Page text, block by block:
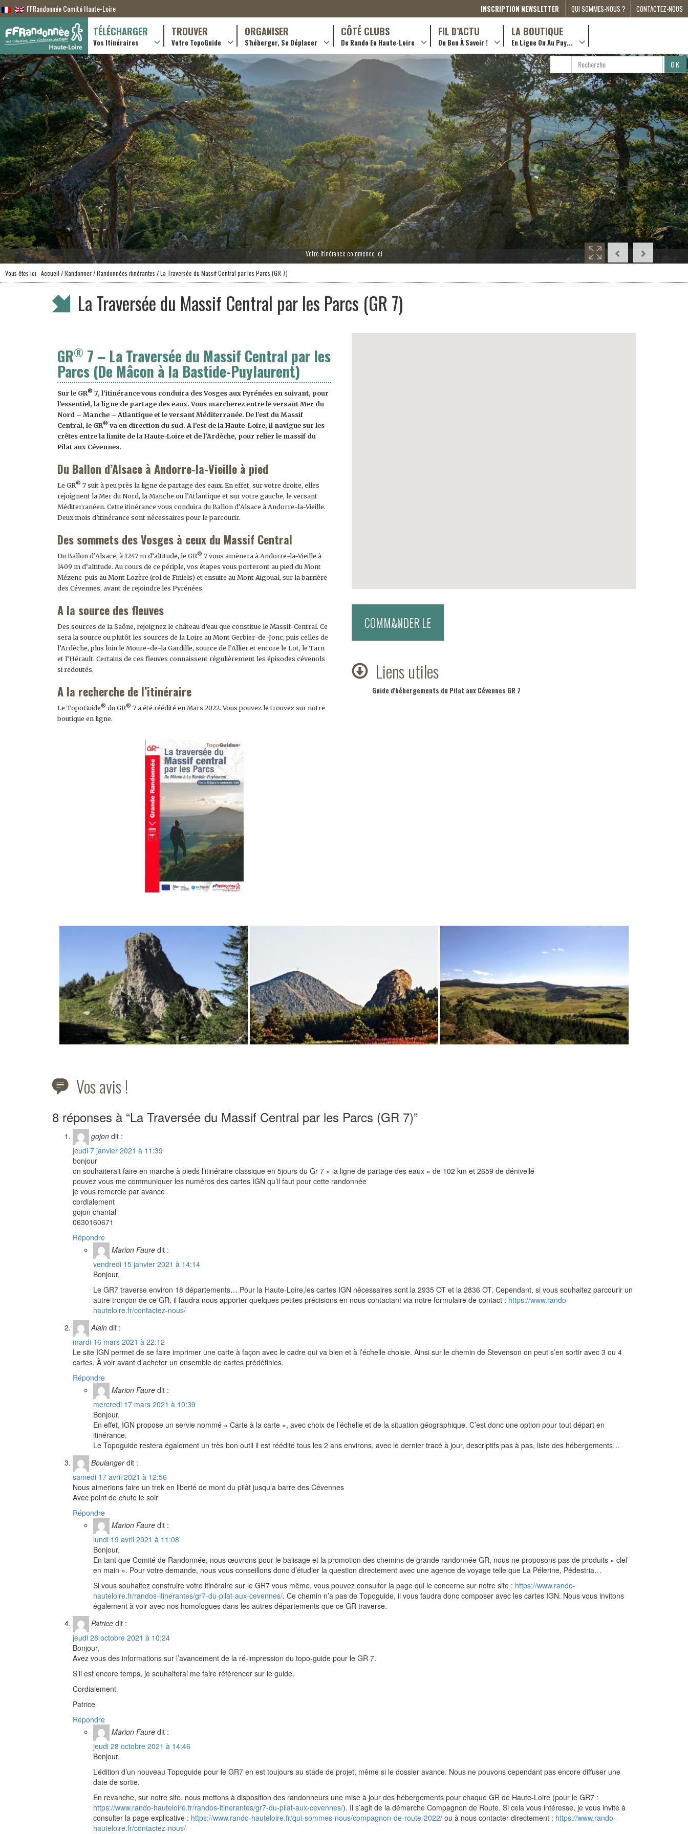
Votre itinérance commence ici
FFRandonnée Comité Haute-Loire INSCRIPTION NEWSLETTER
QUI SOMMES-NOUS ?
A PROPOS
PRESSE
PARTENARIATS
ESPACE MÉDIA
COMPAGNON DE ROUTE
2022
CONTACTEZ-NOUS
TÉLÉCHARGER
Vos Itinéraires
TROUVER
Votre TopoGuide
Randonnées itinerantes (GR)
Randonnées à la journée (PR)
Boutique en ligne
Pratique & conseils
ORGANISER
S'héberger, Se Déplacer
Hôtellerie
Gîtes et chambres d’hôtes
Campings
Restaurants
Transporteurs & services
CÔTÉ CLUBS
De Rando En Haute-Loire
Formations en rando 2024
Rando douce
Trouver un club
Adhérer
Créer un club
Ordre de mission et note de frais
FIL D’ACTU
Ou Bon À Savoir !
LA BOUTIQUE
En Ligne Ou Au Puy...
… en ville !
…en ligne !
RECHERCHER
RECHERCHE
PARTAGER
Vous êtes ici : Accueil / Randonner /Randonnées itinérantes / La Traversée du Massif Central par les Parcs (GR 7)
La Traversée du Massif Central par les Parcs (GR 7)
GR® 7 – La Traversée du Massif Central par les
Parcs (De Mâcon à la Bastide-Puylaurent)
Sur le GR® 7, l’itinérance vous conduira des Vosges aux Pyrénées en suivant, pour
l’essentiel, la ligne de partage des eaux. Vous marcherez entre le versant Mer du
Nord – Manche – Atlantique et le versant Méditerranée. De l’est du Massif
Central, le GR® va en direction du sud. A l’est de la Haute-Loire, il navigue sur les
crêtes entre la limite de la Haute-Loire et de l’Ardèche, pour relier le massif du
Pilat aux Cévennes.
Du Ballon d’Alsace à Andorre-la-Vieille à pied
Le GR® 7 suit à peu près la ligne de partage des eaux. En effet, sur votre droite, elles
rejoignent la Mer du Nord, la Manche ou l’Atlantique et sur votre gauche, le versant
Méditerranéen. Cette itinérance vous conduira du Ballon d’Alsace à Andorre-la-Vieille.
Deux mois d’itinérance sont nécessaires pour le parcourir.
Des sommets des Vosges à ceux du Massif Central
Du Ballon d’Alsace, à 1247 m d’altitude, le GR® 7 vous amènera à Andorre-la-Vieille à
1409 m d’altitude. Au cours de ce périple, vos étapes vous porteront au pied du Mont
Mézenc puis au Mont Lozère (col de Finiels) et ensuite au Mont Aigoual, sur la barrière
des Cévennes, avant de rejoindre les Pyrénées.
A la source des fleuves
Des sources de la Saône, rejoignez le château d’eau que constitue le Massif-Central. Ce
sera la source ou plutôt les sources de la Loire au Mont Gerbier-de-Jonc, puis celles de
l’Ardèche, plus loin le Moure-de-la Gardille, source de l’Allier et encore le Lot, le Tarn
et l’Hérault. Certains de ces fleuves connaissent régulièrement les épisodes cévenols
si redoutés.
A la recherche de l’itinéraire
Le TopoGuide® du GR® 7 a été réédité en Mars 2022. Vous pouvez le trouvez sur notre
boutique en ligne.
Liens utiles
Guide d'hébergements du Pilat aux Cévennes GR 7
Vos avis !
8 réponses à “La Traversée du Massif Central par les Parcs (GR 7)”
gojon dit :
jeudi 7 janvier 2021 à 11:39
bonjour
on souhaiterait faire en marche à pieds l’itinéraire classique en 5jours du Gr 7 « la ligne de partage des eaux » de 102 km et 2659 de dénivellé
pouvez vous me communiquer les numéros des cartes IGN qu’il faut pour cette randonnée
je vous remercie par avance
cordialement
gojon chantal
0630160671
Répondre
Marion Faure dit :
vendredi 15 janvier 2021 à 14:14
Bonjour,
Le GR7 traverse environ 18 départements… Pour la Haute-Loire,les cartes IGN nécessaires sont la 2935 OT et la 2836 OT. Cependant, si vous souhaitez parcourir un
autre tronçon de ce GR, il faudra nous apporter quelques petites précisions en nous contactant via notre formulaire de contact : https://www.rando-
hauteloire.fr/contactez-nous/
Alain dit :
mardi 16 mars 2021 à 22:12
Le site IGN permet de se faire imprimer une carte à façon avec le cadre qui va bien et à l’échelle choisie. Ainsi sur le chemin de Stevenson on peut s’en sortir avec 3 ou 4
cartes. À voir avant d’acheter un ensemble de cartes prédéfinies.
Répondre
Marion Faure dit :
mercredi 17 mars 2021 à 10:39
Bonjour,
En effet, IGN propose un servie nommé « Carte à la carte », avec choix de l’échelle et de la situation géographique. C’est donc une option pour tout départ en
itinérance.
Le Topoguide restera également un très bon outil il est réédité tous les 2 ans environs, avec le dernier tracé à jour, descriptifs pas à pas, liste des hébergements…
Boulanger dit :
samedi 17 avril 2021 à 12:56
Nous aimerions faire un trek en liberté de mont du pilât jusqu’a barre des Cévennes
Avec point de chute le soir
Répondre
Marion Faure dit :
lundi 19 avril 2021 à 11:08
Bonjour,
En tant que Comité de Randonnée, nous œuvrons pour le balisage et la promotion des chemins de grande randonnée GR, nous ne proposons pas de produits « clef
en main ». Pour votre demande, nous vous conseillons donc d’étudier la question directement avec une agence de voyage telle que La Pélerine, Pédestria…
Si vous souhaitez construire votre itinéraire sur le GR7 vous même, vous pouvez consulter la page qui le concerne sur notre site : https://www.rando-
hauteloire.fr/randos-itinerantes/gr7-du-pilat-aux-cevennes/. Ce chemin n’a pas de Topoguide, il vous faudra donc composer avec les cartes IGN. Nous vous invitons
également à voir avec nos homologues dans les autres départements que ce GR traverse.
Patrice dit :
jeudi 28 octobre 2021 à 10:24
Bonjour,
Avez vous des informations sur l’avancement de la ré-impression du topo-guide pour le GR 7.
S’il est encore temps, je souhaiterai me faire référencer sur le guide.
Cordialement
Patrice
Répondre
Marion Faure dit :
jeudi 28 octobre 2021 à 14:46
Bonjour,
L’édition d’un nouveau Topoguide pour le GR7 en est toujours au stade de projet, même si le dossier avance. Nous ne pouvons cependant pas encore diffuser une
date de sortie.
En revanche, sur notre site, nous mettons à disposition des randonneurs une mise à jour des hébergements pour chaque GR de Haute-Loire (pour le GR7 :
https://www.rando-hauteloire.fr/randos-itinerantes/gr7-du-pilat-aux-cevennes/). Il s’agit de la démarche Compagnon de Route. Si cela vous intéresse, je vous invite à
consulter la page explicative : https://www.rando-hauteloire.fr/qui-sommes-nous/compagnon-de-route-2022/ ou à nous contacter directement : https://www.rando-
hauteloire.fr/contactez-nous/